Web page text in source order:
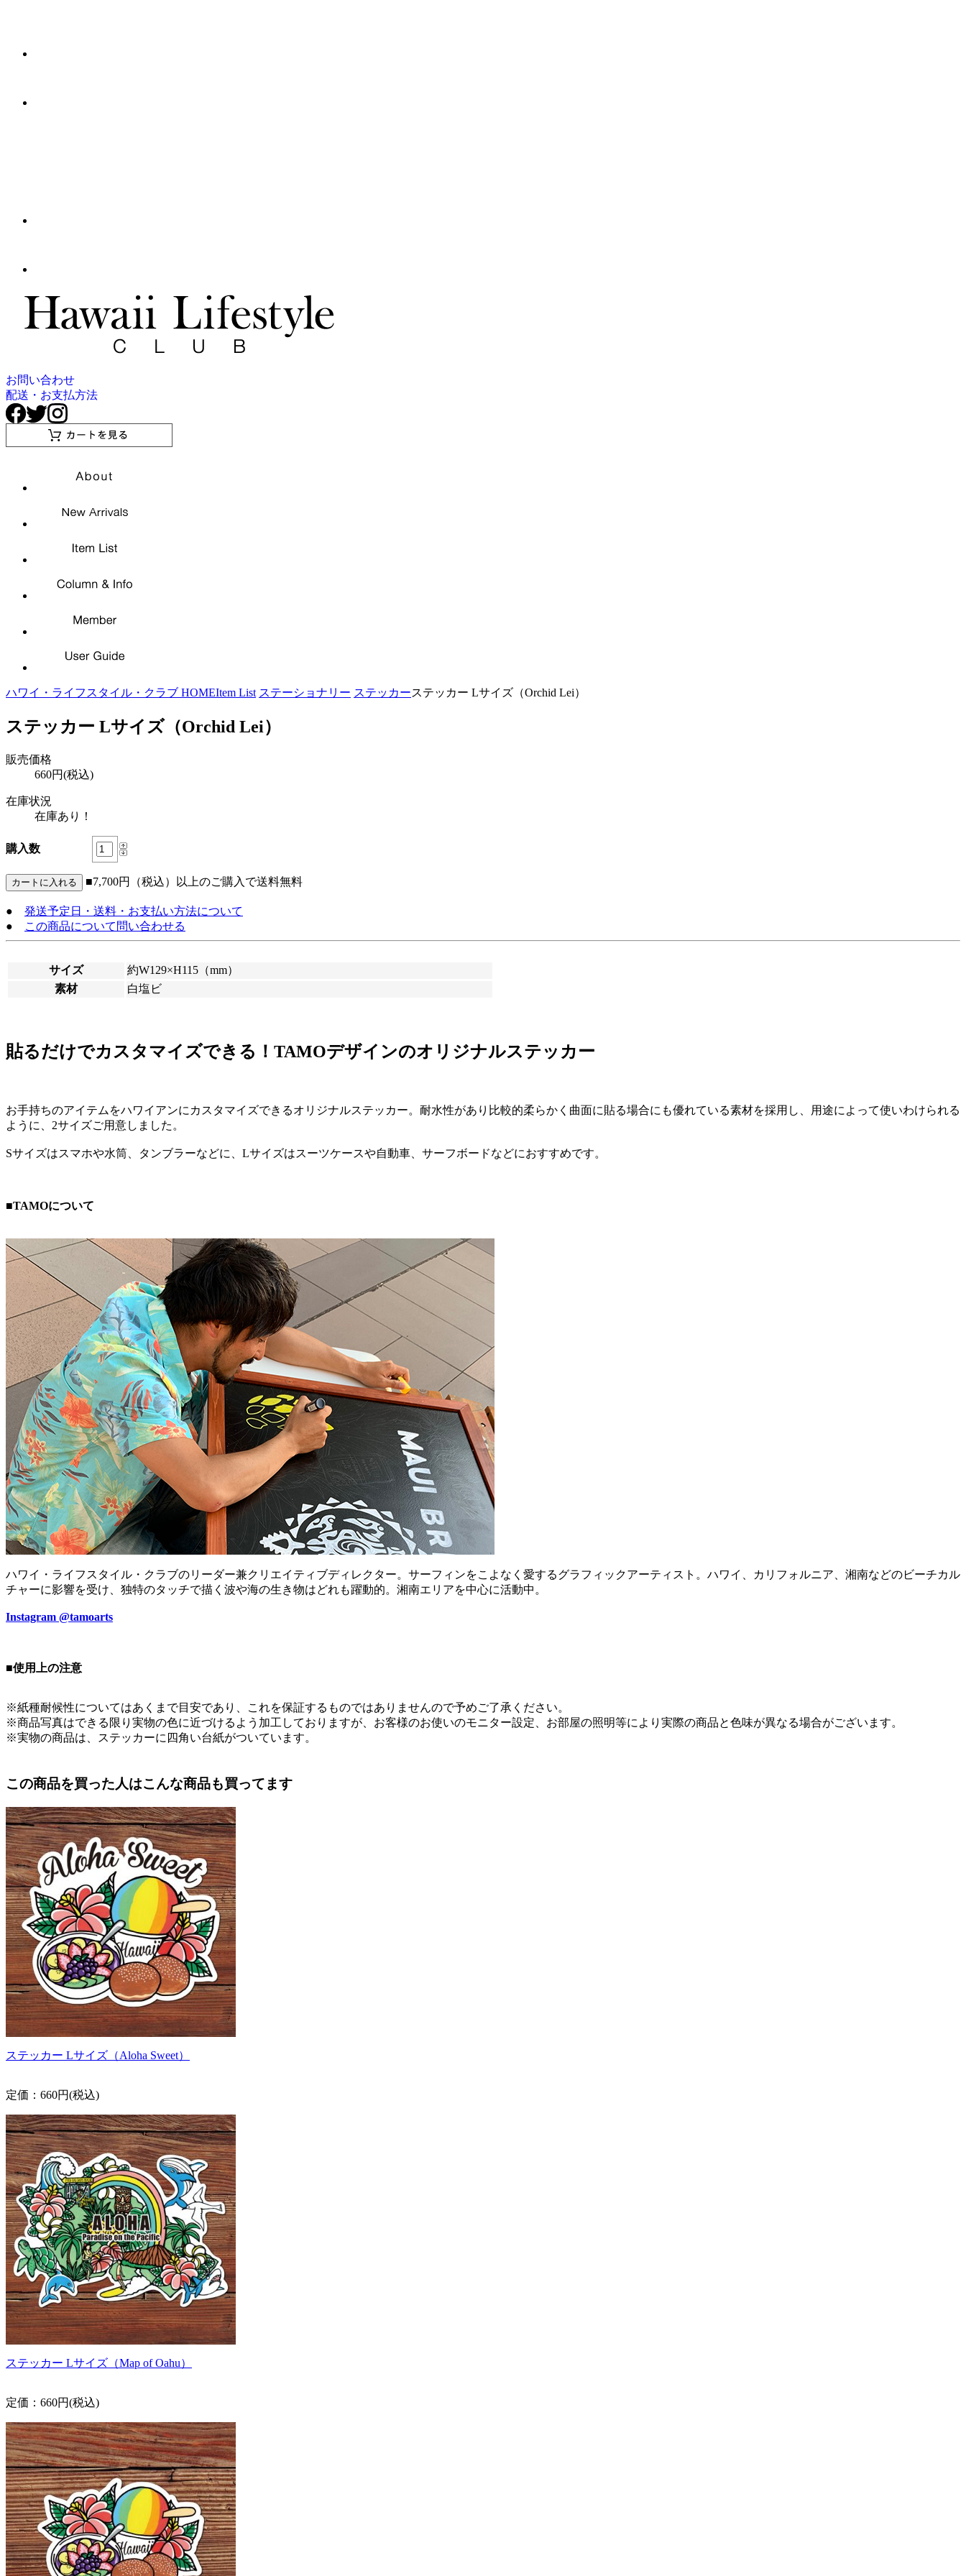
お問い合わせ
配送・お支払方法
ハワイ・ライフスタイル・クラブ HOMEItem List ステーショナリー ステッカーステッカー Lサイズ（Orchid Lei）
ステッカー Lサイズ（Orchid Lei）
販売価格
660円(税込)
在庫状況
在庫あり！
購入数
■7,700円（税込）以上のご購入で送料無料
● 発送予定日・送料・お支払い方法について
●
この商品について問い合わせる
サイズ
約W129×H115（mm）
素材
白塩ビ
貼るだけでカスタマイズできる！TAMOデザインのオリジナルステッカー
お手持ちのアイテムをハワイアンにカスタマイズできるオリジナルステッカー。耐水性があり比較的柔らかく曲面に貼る場合にも優れている素材を採用し、用途によって使いわけられる
ように、2サイズご用意しました。
Sサイズはスマホや水筒、タンブラーなどに、Lサイズはスーツケースや自動車、サーフボードなどにおすすめです。
■TAMOについて
ハワイ・ライフスタイル・クラブのリーダー兼クリエイティブディレクター。サーフィンをこよなく愛するグラフィックアーティスト。ハワイ、カリフォルニア、湘南などのビーチカル
チャーに影響を受け、独特のタッチで描く波や海の生き物はどれも躍動的。湘南エリアを中心に活動中。
Instagram @tamoarts
■使用上の注意
※紙種耐候性についてはあくまで目安であり、これを保証するものではありませんので予めご了承ください。
※商品写真はできる限り実物の色に近づけるよう加工しておりますが、お客様のお使いのモニター設定、お部屋の照明等により実際の商品と色味が異なる場合がございます。
※実物の商品は、ステッカーに四角い台紙がついています。
この商品を買った人はこんな商品も買ってます
ステッカー Lサイズ（Aloha Sweet）
定価：660円(税込)
ステッカー Lサイズ（Map of Oahu）
定価：660円(税込)